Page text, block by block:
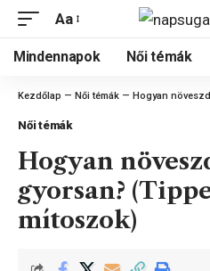
Aa
Mindennapok Női témák
Kezdőlap — Női témák — Hogyan növeszd
Női témák
Hogyan
gyorsan?
mítoszok)